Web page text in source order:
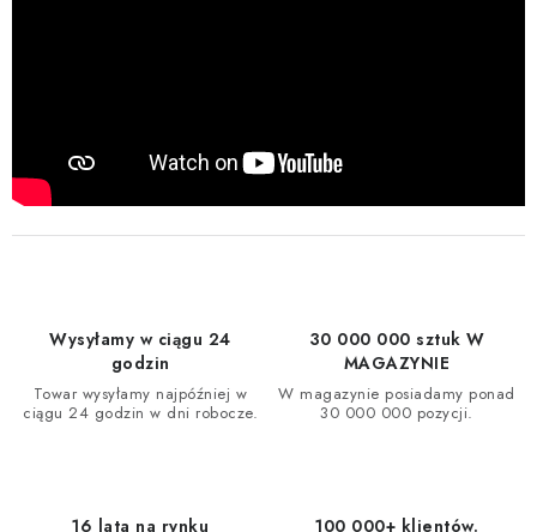
Wysyłamy w ciągu 24
godzin
Towar wysyłamy najpóźniej w
ciągu 24 godzin w dni robocze.
30 000 000 sztuk W
MAGAZYNIE
W magazynie posiadamy ponad
30 000 000 pozycji.
16 lata na rynku 100 000+ klientów.